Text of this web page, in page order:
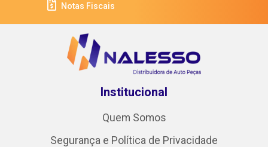
Notas Fiscais
Institucional
Quem Somos
Segurança e Política de Privacidade